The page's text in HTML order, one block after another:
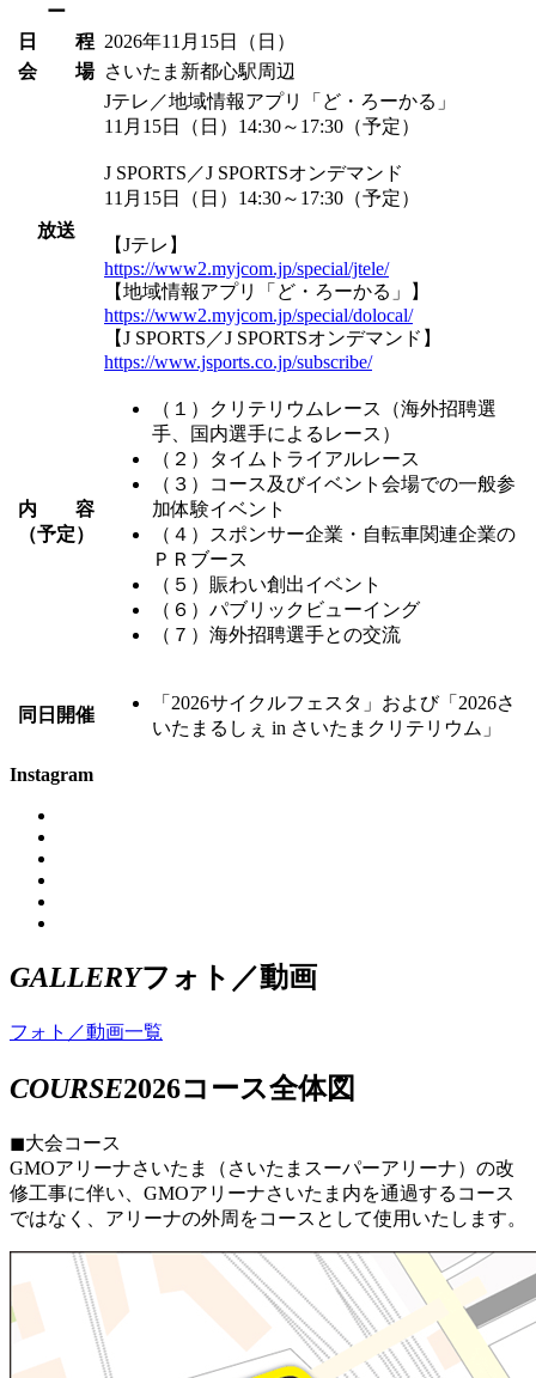
ー
日 程 2026年11月15日（日）
会 場 さいたま新都心駅周辺
放送
Jテレ／地域情報アプリ「ど・ろーかる」
11月15日（日）14:30～17:30（予定）
J SPORTS／J SPORTSオンデマンド
11月15日（日）14:30～17:30（予定）
【Jテレ】
https://www2.myjcom.jp/special/jtele/
【地域情報アプリ「ど・ろーかる」】
https://www2.myjcom.jp/special/dolocal/
【J SPORTS／J SPORTSオンデマンド】
https://www.jsports.co.jp/subscribe/
内 容
（予定）
（１）クリテリウムレース（海外招聘選
手、国内選手によるレース）
（２）タイムトライアルレース
（３）コース及びイベント会場での一般参
加体験イベント
（４）スポンサー企業・自転車関連企業の
ＰＲブース
（５）賑わい創出イベント
（６）パブリックビューイング
（７）海外招聘選手との交流
同日開催
「2026サイクルフェスタ」および「2026さ
いたまるしぇ in さいたまクリテリウム」
Instagram
GALLERYフォト／動画
フォト／動画一覧
COURSE2026コース全体図
◼大会コース
GMOアリーナさいたま（さいたまスーパーアリーナ）の改
修工事に伴い、GMOアリーナさいたま内を通過するコース
ではなく、アリーナの外周をコースとして使用いたします。